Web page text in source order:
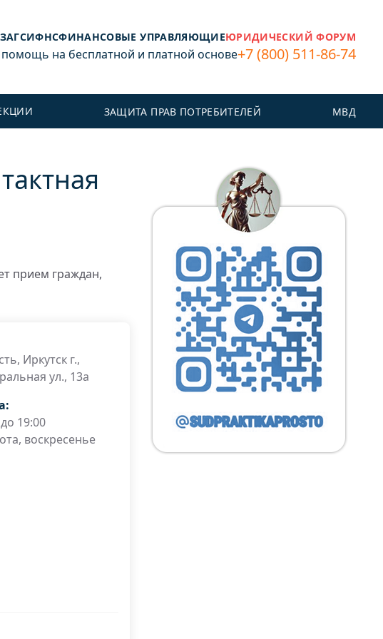
ЗАГСИФНСФИНАНСОВЫЕ УПРАВЛЯЮЩИЕЮРИДИЧЕСКИЙ ФОРУМ
на бесплатной и платной основе+7 (800) 511-86-74
ЗАЩИТА ПРАВ ПОТРЕБИТЕЛЕЙ МВД
прием граждан,
Иркутск г.,
ул., 13а
19:00
воскресенье